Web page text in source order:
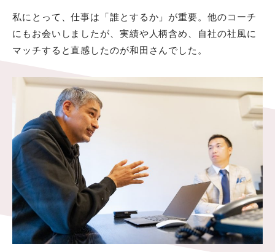
私にとって、仕事は「誰とするか」が重要。他のコーチ
にもお会いしましたが、実績や人柄含め、自社の社風に
マッチすると直感したのが和田さんでした。